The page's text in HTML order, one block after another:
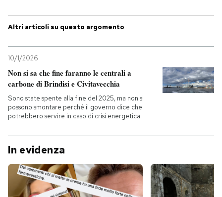
SHOP
CALENDARIO
AREA PERSONALE
Entra
Altri articoli su questo argomento
10/1/2026
Non si sa che fine faranno le centrali a
carbone di Brindisi e Civitavecchia
Sono state spente alla fine del 2025, ma non si
possono smontare perché il governo dice che
potrebbero servire in caso di crisi energetica
In evidenza